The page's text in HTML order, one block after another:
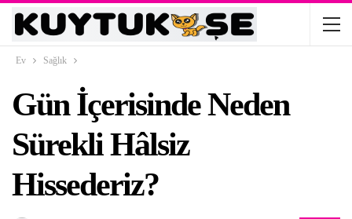
Ev Sağlık
Gün İçerisinde Neden
Sürekli Hâlsiz
Hissederiz?